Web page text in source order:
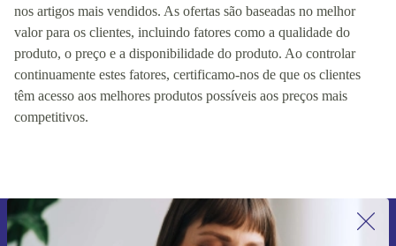
Classificamos os nossos produtos com base no preço, no stock e
nos artigos mais vendidos. As ofertas são baseadas no melhor
valor para os clientes, incluindo fatores como a qualidade do
produto, o preço e a disponibilidade do produto. Ao controlar
continuamente estes fatores, certificamo-nos de que os clientes
têm acesso aos melhores produtos possíveis aos preços mais